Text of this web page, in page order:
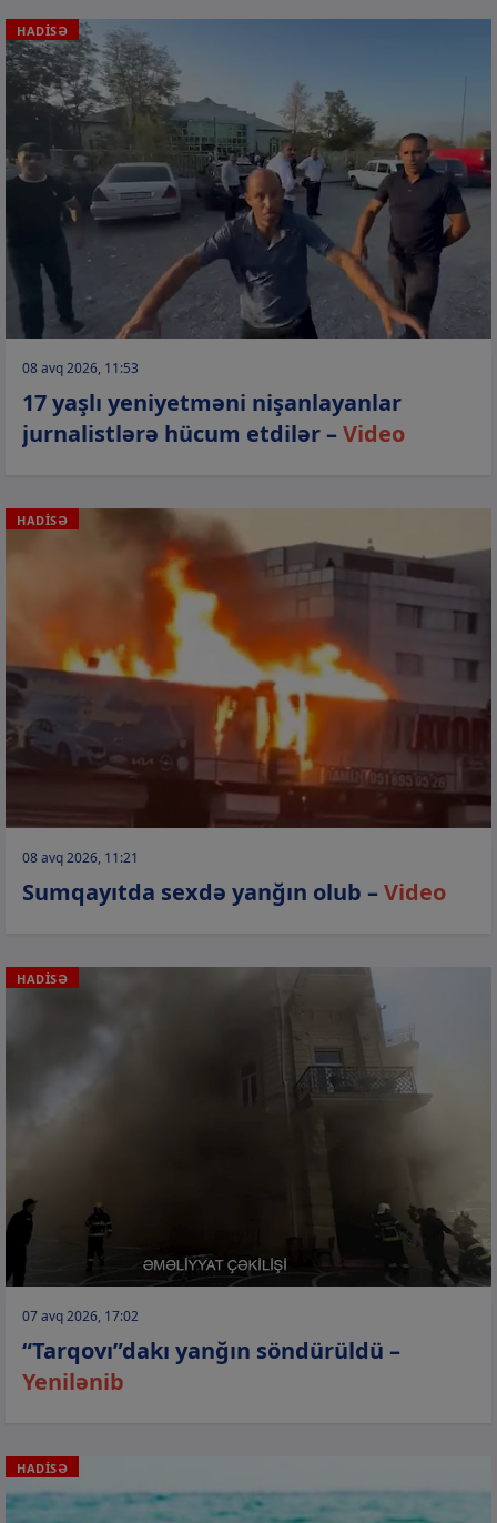
HADİSƏ
08 avq 2026, 11:53
17 yaşlı yeniyetməni nişanlayanlar
jurnalistlərə hücum etdilər –Video
HADİSƏ
08 avq 2026, 11:21
Sumqayıtda sexdə yanğın olub –Video
HADİSƏ
07 avq 2026, 17:02
“Tarqovı”dakı yanğın söndürüldü –
Yenilənib
HADİSƏ